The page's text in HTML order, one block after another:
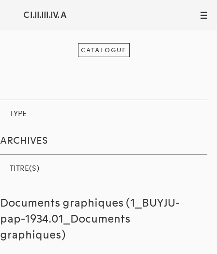
C I.II.III.IV. A III
CATALOGUE
TYPE
ARCHIVES
TITRE(S)
Documents graphiques (1_BUYJU-
pap-1934.01_Documents
graphiques)